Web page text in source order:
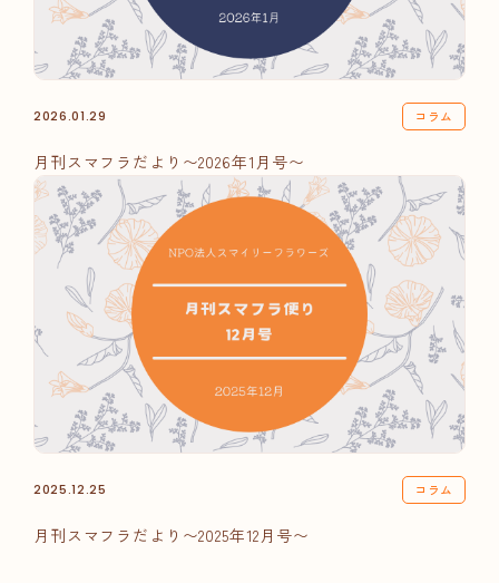
2026.01.29 コラム
月刊スマフラだより〜2026年1月号〜
2025.12.25 コラム
月刊スマフラだより〜2025年12月号〜